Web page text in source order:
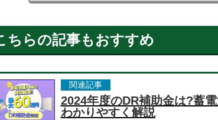
ちらの記事もおすすめ
関連記事
2024年度のDR補助金は?蓄
わかりやすく解説